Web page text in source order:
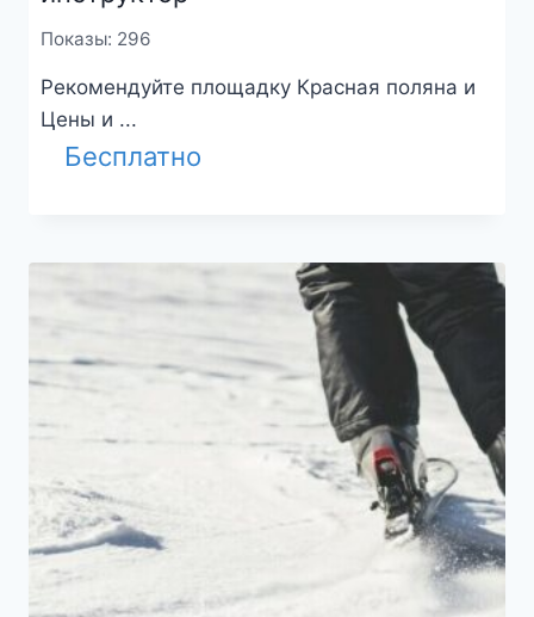
Показы: 296
Рекомендуйте площадку Красная поляна и
Цены и ...
Бесплатно